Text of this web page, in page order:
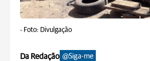
- Foto: Divulgação
Da Redação @Siga-me